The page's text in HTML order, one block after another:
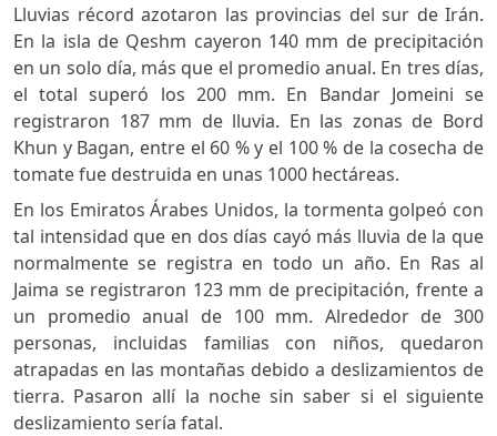
Lluvias récord azotaron las provincias del sur de Irán.
En la isla de Qeshm cayeron 140 mm de precipitación
en un solo día, más que el promedio anual. En tres días,
el total superó los 200 mm. En Bandar Jomeini se
registraron 187 mm de lluvia. En las zonas de Bord
Khun y Bagan, entre el 60 % y el 100 % de la cosecha de
tomate fue destruida en unas 1000 hectáreas.
En los Emiratos Árabes Unidos, la tormenta golpeó con
tal intensidad que en dos días cayó más lluvia de la que
normalmente se registra en todo un año. En Ras al
Jaima se registraron 123 mm de precipitación, frente a
un promedio anual de 100 mm. Alrededor de 300
personas, incluidas familias con niños, quedaron
atrapadas en las montañas debido a deslizamientos de
tierra. Pasaron allí la noche sin saber si el siguiente
deslizamiento sería fatal.